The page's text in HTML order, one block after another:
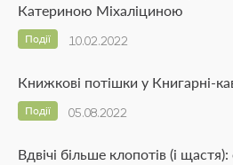
Катериною Міхаліциною
10.02.2022
Події
Книжкові потішки у Книгарні-
05.08.2022
Події
Вдвічі більше клопотів (і